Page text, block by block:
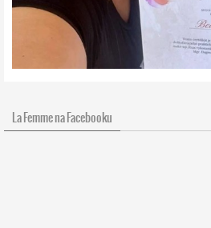
La Femme na Facebooku